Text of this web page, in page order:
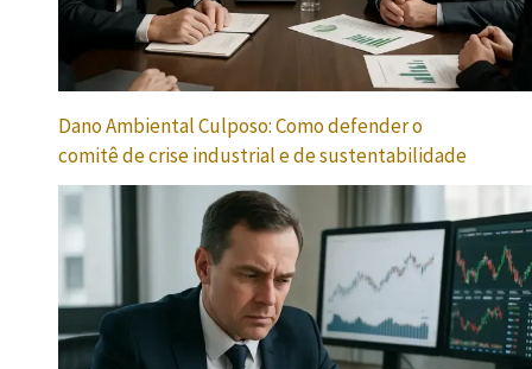
Dano Ambiental Culposo: Como defender o
comitê de crise industrial e de sustentabilidade